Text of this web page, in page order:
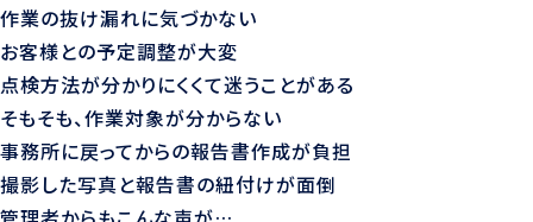
作業の抜け漏れに気づかない
お客様との予定調整が大変
点検方法が分かりにくくて迷うことがある
そもそも、作業対象が分からない
事務所に戻ってからの報告書作成が負担
撮影した写真と報告書の紐付けが面倒